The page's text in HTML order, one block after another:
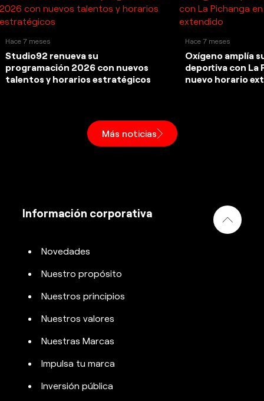
Hace 7 meses
Studio92 renueva su
programación 2026 con nuevos
talentos y horarios estratégicos
Hace 7 meses
Oxígeno amplía
deportiva con La
nuevo horario
Más noticias
Información corporativa
Novedades
Nuestro propósito
Nuestros principios
Nuestros valores
Nuestras Marcas
Impulsa tu marca
Inversión pública